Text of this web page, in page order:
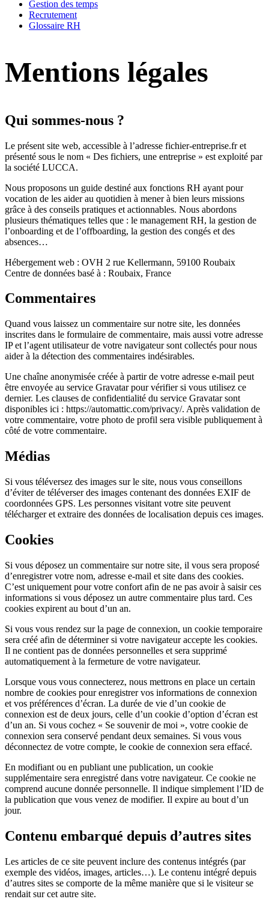
Gestion des temps
Recrutement
Glossaire RH
Mentions légales
Qui sommes-nous ?
Le présent site web, accessible à l’adresse fichier-entreprise.fr et
présenté sous le nom « Des fichiers, une entreprise » est exploité par
la société LUCCA.
Nous proposons un guide destiné aux fonctions RH ayant pour
vocation de les aider au quotidien à mener à bien leurs missions
grâce à des conseils pratiques et actionnables. Nous abordons
plusieurs thématiques telles que : le management RH, la gestion de
l’onboarding et de l’offboarding, la gestion des congés et des
absences…
Hébergement web : OVH 2 rue Kellermann, 59100 Roubaix
Centre de données basé à : Roubaix, France
Commentaires
Quand vous laissez un commentaire sur notre site, les données
inscrites dans le formulaire de commentaire, mais aussi votre adresse
IP et l’agent utilisateur de votre navigateur sont collectés pour nous
aider à la détection des commentaires indésirables.
Une chaîne anonymisée créée à partir de votre adresse e-mail peut
être envoyée au service Gravatar pour vérifier si vous utilisez ce
dernier. Les clauses de confidentialité du service Gravatar sont
disponibles ici : https://automattic.com/privacy/. Après validation de
votre commentaire, votre photo de profil sera visible publiquement à
côté de votre commentaire.
Médias
Si vous téléversez des images sur le site, nous vous conseillons
d’éviter de téléverser des images contenant des données EXIF de
coordonnées GPS. Les personnes visitant votre site peuvent
télécharger et extraire des données de localisation depuis ces images.
Cookies
Si vous déposez un commentaire sur notre site, il vous sera proposé
d’enregistrer votre nom, adresse e-mail et site dans des cookies.
C’est uniquement pour votre confort afin de ne pas avoir à saisir ces
informations si vous déposez un autre commentaire plus tard. Ces
cookies expirent au bout d’un an.
Si vous vous rendez sur la page de connexion, un cookie temporaire
sera créé afin de déterminer si votre navigateur accepte les cookies.
Il ne contient pas de données personnelles et sera supprimé
automatiquement à la fermeture de votre navigateur.
Lorsque vous vous connecterez, nous mettrons en place un certain
nombre de cookies pour enregistrer vos informations de connexion
et vos préférences d’écran. La durée de vie d’un cookie de
connexion est de deux jours, celle d’un cookie d’option d’écran est
d’un an. Si vous cochez « Se souvenir de moi », votre cookie de
connexion sera conservé pendant deux semaines. Si vous vous
déconnectez de votre compte, le cookie de connexion sera effacé.
En modifiant ou en publiant une publication, un cookie
supplémentaire sera enregistré dans votre navigateur. Ce cookie ne
comprend aucune donnée personnelle. Il indique simplement l’ID de
la publication que vous venez de modifier. Il expire au bout d’un
jour.
Contenu embarqué depuis d’autres sites
Les articles de ce site peuvent inclure des contenus intégrés (par
exemple des vidéos, images, articles…). Le contenu intégré depuis
d’autres sites se comporte de la même manière que si le visiteur se
rendait sur cet autre site.